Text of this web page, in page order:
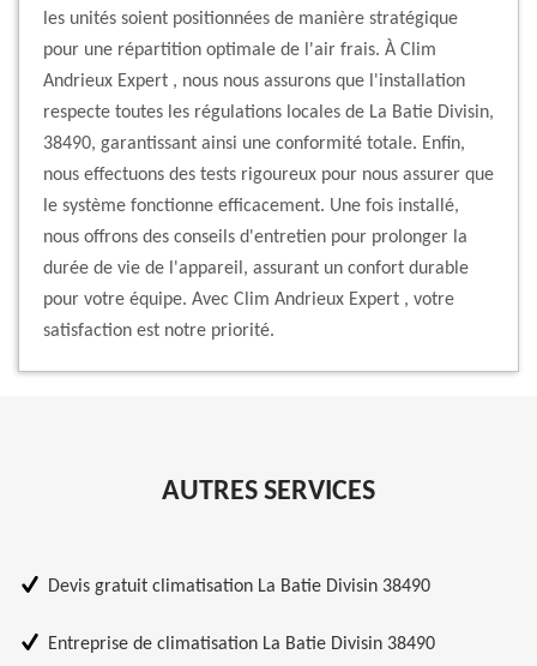
les unités soient positionnées de manière stratégique
pour une répartition optimale de l'air frais. À Clim
Andrieux Expert , nous nous assurons que l'installation
respecte toutes les régulations locales de La Batie Divisin,
38490, garantissant ainsi une conformité totale. Enfin,
nous effectuons des tests rigoureux pour nous assurer que
le système fonctionne efficacement. Une fois installé,
nous offrons des conseils d'entretien pour prolonger la
durée de vie de l'appareil, assurant un confort durable
pour votre équipe. Avec Clim Andrieux Expert , votre
satisfaction est notre priorité.
AUTRES SERVICES
Devis gratuit climatisation La Batie Divisin 38490
Entreprise de climatisation La Batie Divisin 38490